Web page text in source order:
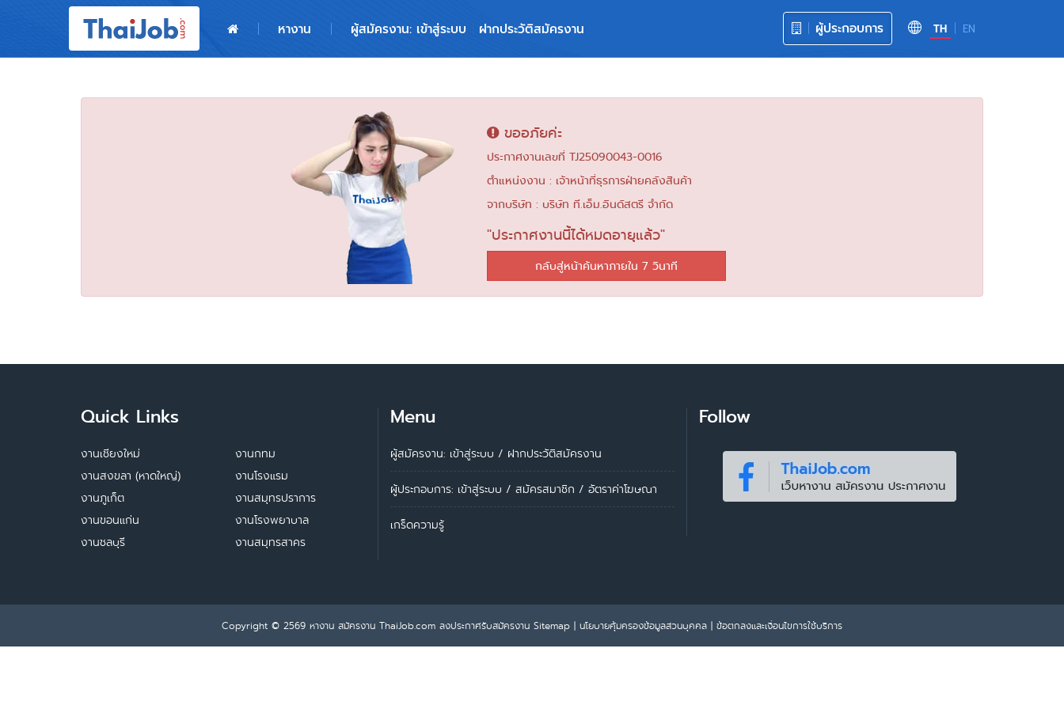
TH EN
ผู้ประกอบการ
หางาน ผู้สมัครงาน: เข้าสู่ระบบ ฝากประวัติสมัครงาน
ผู้สมัครงาน: เข้าสู่ระบบ
ขออภัยค่ะ
ประกาศงานเลขที่ TJ25090043-0016
ตำแหน่งงาน : เจ้าหน้าที่ธุรการฝ่ายคลังสินค้า
จากบริษัท : บริษัท ที.เอ็ม.อินดัสตรี จำกัด
"ประกาศงานนี้ได้หมดอายุแล้ว"
กลับสู่หน้าค้นหาภายใน 6 วินาที
Quick Links
งานเชียงใหม่
งานสงขลา (หาดใหญ่)
งานภูเก็ต
งานขอนแก่น
งานชลบุรี
งานกทม
งานโรงแรม
งานสมุทรปราการ
งานโรงพยาบาล
งานสมุทรสาคร
Menu
ผู้สมัครงาน: เข้าสู่ระบบ / ฝากประวัติสมัครงาน
ผู้ประกอบการ: เข้าสู่ระบบ / สมัครสมาชิก / อัตราค่าโฆษณา
เกร็ดความรู้
Follow
Copyright © 2569 หางาน สมัครงาน ThaiJob.com ลงประกาศรับสมัครงาน Sitemap | นโยบายคุ้มครองข้อมูลส่วนบุคคล | ข้อตกลงและเงื่อนไขการใช้บริการ